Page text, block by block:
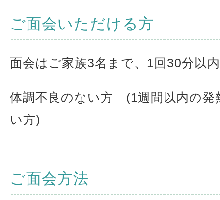
ご面会いただける方
面会はご家族3名まで、1回30分以
体調不良のない方 (1週間以内の発
い方)
ご面会方法